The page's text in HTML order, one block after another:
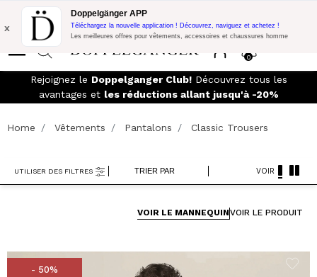
Promo Flash: 10% de réduction supplémentaire sur 300€ d'achat
avec le code:
0
x
Doppelgänger APP
Téléchargez la nouvelle application ! Découvrez, naviguez et achetez !
Les meilleures offres pour vêtements, accessoires et chaussures homme
Rejoignez le Doppelganger Club!Découvrez tous les
avantages et les réductions allant jusqu'à -20%
Home Vêtements Pantalons Classic Trousers
TRIER PAR
UTILISER DES FILTRES VOIR
VOIR LE MANNEQUINVOIR LE PRODUIT
- 50%